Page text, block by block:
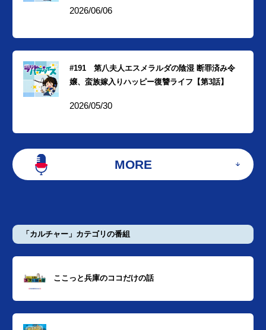
2026/06/06
#191 第八夫人エスメラルダの陰湿 断罪済み令
嬢、蛮族嫁入りハッピー復讐ライフ【第3話】
2026/05/30
MORE
「カルチャー」カテゴリの番組
ここっと兵庫のココだけの話